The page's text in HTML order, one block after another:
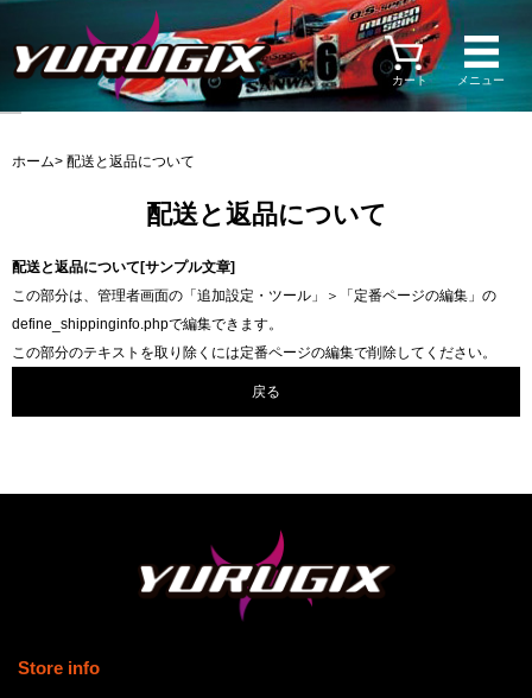
カート メニュー
ホーム> 配送と返品について
配送と返品について
配送と返品について[サンプル文章]
この部分は、管理者画面の「追加設定・ツール」＞「定番ページの編集」の
define_shippinginfo.phpで編集できます。
この部分のテキストを取り除くには定番ページの編集で削除してください。
戻る
Store info